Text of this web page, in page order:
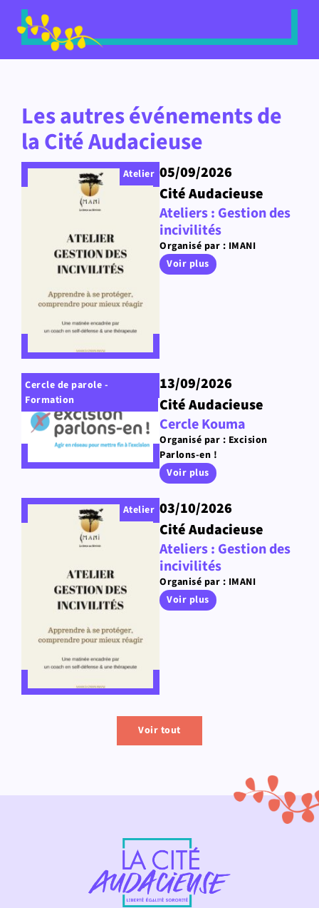
Les autres événements de
la Cité Audacieuse
Atelier 05/09/2026
Cité Audacieuse
Ateliers : Gestion des
incivilités
Organisé par : IMANI
Voir plus
Cercle de parole -
Formation
13/09/2026
Cité Audacieuse
Cercle Kouma
Organisé par : Excision
Parlons-en !
Voir plus
Atelier 03/10/2026
Cité Audacieuse
Ateliers : Gestion des
incivilités
Organisé par : IMANI
Voir plus
Voir tout